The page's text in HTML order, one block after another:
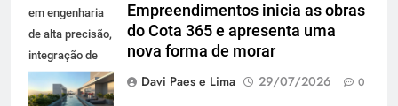
em engenharia
de alta precisão,
integração de
projetos e
planejamento
Empreendimentos inicia as obras
do Cota 365 e apresenta uma
nova forma de morar
Davi Paes e Lima
29/07/2026 0